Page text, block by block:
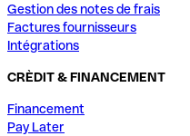
Gestion des notes de frais
Factures fournisseurs
Intégrations
CRÈDIT & FINANCEMENT
Financement
Pay Later